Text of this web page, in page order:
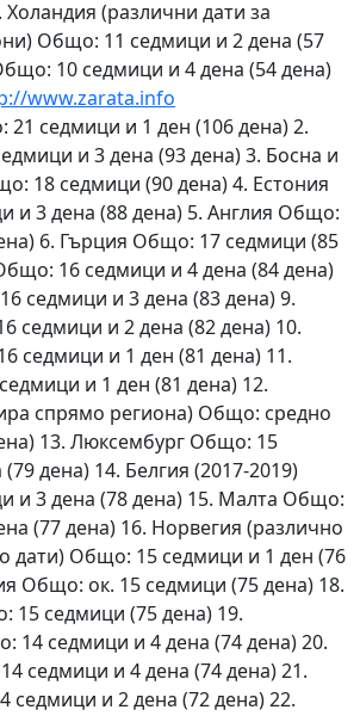
Холандия (различни дати за
Общо: 11 седмици и 2 дена (57
10 седмици и 4 дена (54 дена)
www.zarata.info
седмици и 1 ден (106 дена) 2.
и 3 дена (93 дена) 3. Босна и
18 седмици (90 дена) 4. Естония
и 3 дена (88 дена) 5. Англия Общо:
6. Гърция Общо: 17 седмици (85
16 седмици и 4 дена (84 дена)
седмици и 3 дена (83 дена) 9.
седмици и 2 дена (82 дена) 10.
седмици и 1 ден (81 дена) 11.
и 1 ден (81 дена) 12.
спрямо региона) Общо: средно
13. Люксембург Общо: 15
дена) 14. Белгия (2017-2019)
и 3 дена (78 дена) 15. Малта Общо:
(77 дена) 16. Норвегия (различно
дати) Общо: 15 седмици и 1 ден (76
Общо: ок. 15 седмици (75 дена) 18.
седмици (75 дена) 19.
14 седмици и 4 дена (74 дена) 20.
седмици и 4 дена (74 дена) 21.
и 2 дена (72 дена) 22.